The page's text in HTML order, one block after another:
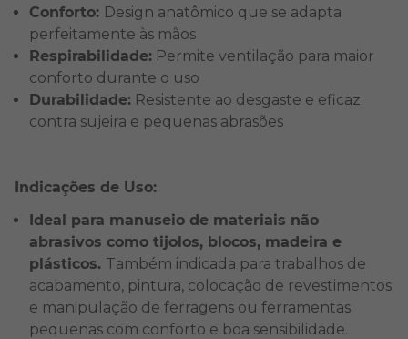
Conforto: Design anatômico que se adapta
perfeitamente às mãos
Respirabilidade: Permite ventilação para maior
conforto durante o uso
Durabilidade: Resistente ao desgaste e eficaz
contra sujeira e pequenas abrasões
Indicações de Uso:
Ideal para manuseio de materiais não
abrasivos como tijolos, blocos, madeira e
plásticos. Também indicada para trabalhos de
acabamento, pintura, colocação de revestimentos
e manipulação de ferragens ou ferramentas
pequenas com conforto e boa sensibilidade.